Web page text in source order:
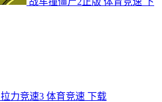
拉力竞速3 体育竞速 下载